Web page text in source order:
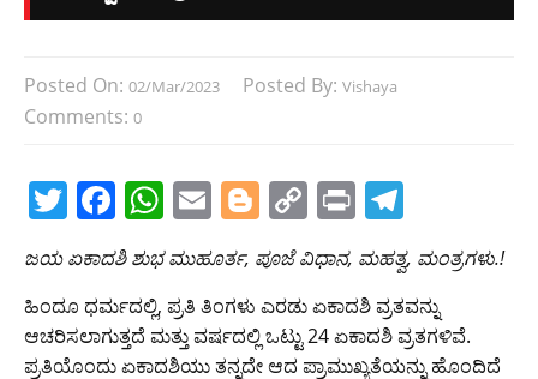
Posted On: 02/Mar/2023 Posted By: Vishaya
Comments: 0
T
itt
er
F
a
c
e
b
W
h
at
s
A
E
m
ai
l
Bl
o
g
g
er
C
o
p
y
Li
Pr
in
t
el
e
gr
a
ಜಯ ಏಕಾದಶಿ ಶುಭ ಮುಹೂರ್ತ, ಪೂಜೆ ವಿಧಾನ, ಮಹತ್ವ, ಮಂತ್ರಗಳು.!
ಹಿಂದೂ ಧರ್ಮದಲ್ಲಿ, ಪ್ರತಿ ತಿಂಗಳು ಎರಡು ಏಕಾದಶಿ ವ್ರತವನ್ನು
ಆಚರಿಸಲಾಗುತ್ತದೆ ಮತ್ತು ವರ್ಷದಲ್ಲಿ ಒಟ್ಟು 24 ಏಕಾದಶಿ ವ್ರತಗಳಿವೆ.
ಪ್ರತಿಯೊಂದು ಏಕಾದಶಿಯು ತನ್ನದೇ ಆದ ಪ್ರಾಮುಖ್ಯತೆಯನ್ನು ಹೊಂದಿದೆ